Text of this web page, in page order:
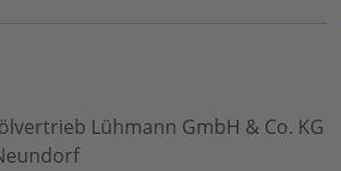
Lühmann GmbH & Co. KG